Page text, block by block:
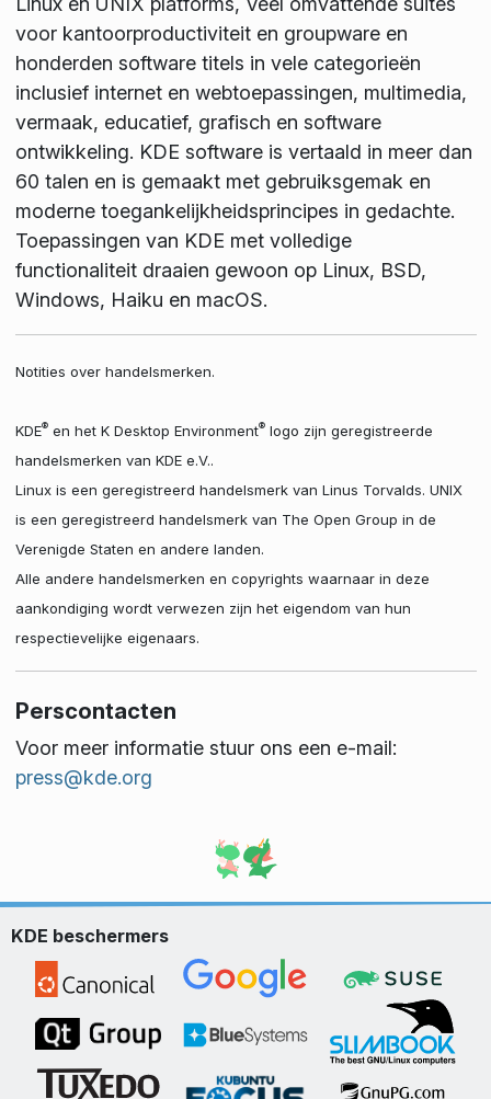
voor kantoorproductiviteit en groupware en
honderden software titels in vele categorieën
inclusief internet en webtoepassingen, multimedia,
vermaak, educatief, grafisch en software
ontwikkeling. KDE software is vertaald in meer dan
60 talen en is gemaakt met gebruiksgemak en
moderne toegankelijkheidsprincipes in gedachte.
Toepassingen van KDE met volledige
functionaliteit draaien gewoon op Linux, BSD,
Windows, Haiku en macOS.
Notities over handelsmerken.
KDE®en het K Desktop Environment®logo zijn geregistreerde
handelsmerken van KDE e.V..
Linux is een geregistreerd handelsmerk van Linus Torvalds. UNIX
is een geregistreerd handelsmerk van The Open Group in de
Verenigde Staten en andere landen.
Alle andere handelsmerken en copyrights waarnaar in deze
aankondiging wordt verwezen zijn het eigendom van hun
respectievelijke eigenaars.
Perscontacten
Voor meer informatie stuur ons een e-mail:
press@kde.org
KDE beschermers